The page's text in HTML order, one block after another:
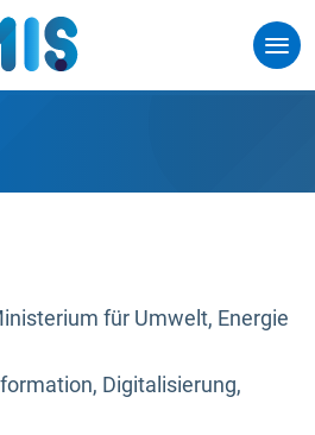
für Umwelt, Energie
Digitalisierung,